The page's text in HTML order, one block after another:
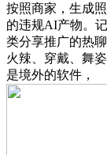
按照商家，生成
的违规AI产物。
类分享推广的热
火辣、穿戴、舞
是境外的软件，